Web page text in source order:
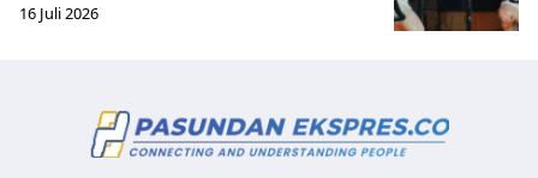
16 Juli 2026